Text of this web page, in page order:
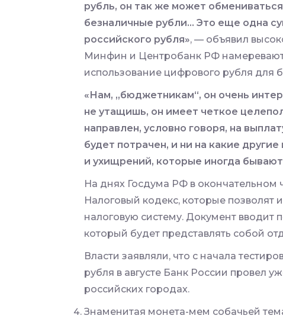
рубль, он так же может
безналичные рубли… Это еще одна
российского рубля», — объявил
Минфин и Центробанк РФ
использование цифрового рубля для
«Нам, „бюджетникам“, он очень
не утащишь, он имеет четкое
направлен, условно говоря, на
будет потрачен, и ни на какие
и ухищрений, которые иногда
На днях Госдума РФ в окончательном
Налоговый кодекс, которые позволят
налоговую систему. Документ вводит
который будет представлять собой
Власти заявляли, что с начала
рубля в августе Банк России провел
российских городах.
Знаменитая монета-мем собачьей